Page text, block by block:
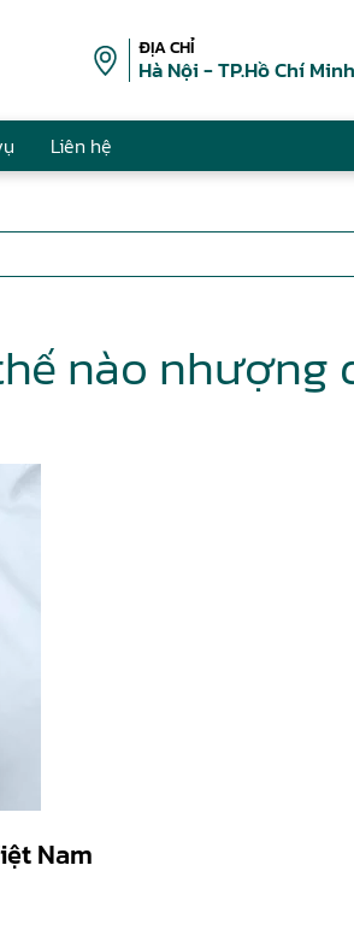
ĐỊA CHỈ
Hà Nội - TP.Hồ Chí Minh
Liên hệ
nào nhượng
Nam